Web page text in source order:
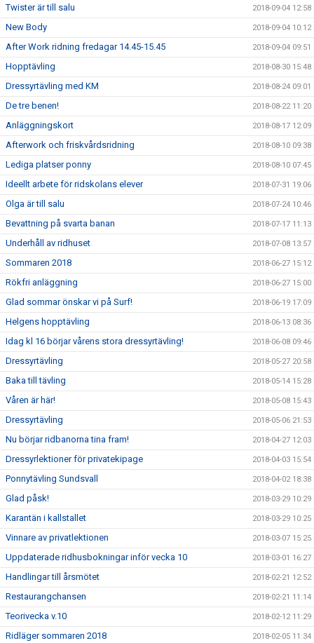
Twister är till salu 2018-09-04 12:58
New Body 2018-09-04 10:12
After Work ridning fredagar 14.45-15.45 2018-09-04 09:51
Hopptävling 2018-08-30 15:48
Dressyrtävling med KM 2018-08-24 09:01
De tre benen! 2018-08-22 11:20
Anläggningskort 2018-08-17 12:09
Afterwork och friskvårdsridning 2018-08-10 09:38
Lediga platser ponny 2018-08-10 07:45
Ideellt arbete för ridskolans elever 2018-07-31 19:06
Olga är till salu 2018-07-24 10:46
Bevattning på svarta banan 2018-07-17 11:13
Underhåll av ridhuset 2018-07-08 13:57
Sommaren 2018 2018-06-27 15:12
Rökfri anläggning 2018-06-27 15:00
Glad sommar önskar vi på Surf! 2018-06-19 17:09
Helgens hopptävling 2018-06-13 08:36
Idag kl 16 börjar vårens stora dressyrtävling! 2018-06-08 09:46
Dressyrtävling 2018-05-27 20:58
Baka till tävling 2018-05-14 15:28
Våren är här! 2018-05-08 15:43
Dressyrtävling 2018-05-06 21:53
Nu börjar ridbanorna tina fram! 2018-04-27 12:03
Dressyrlektioner för privatekipage 2018-04-03 15:54
Ponnytävling Sundsvall 2018-04-02 18:38
Glad påsk! 2018-03-29 10:29
Karantän i kallstallet 2018-03-29 10:25
Vinnare av privatlektionen 2018-03-07 15:25
Uppdaterade ridhusbokningar inför vecka 10 2018-03-01 16:27
Handlingar till årsmötet 2018-02-21 12:52
Restaurangchansen 2018-02-21 11:14
Teorivecka v.10 2018-02-12 11:29
Ridläger sommaren 2018 2018-02-05 11:34